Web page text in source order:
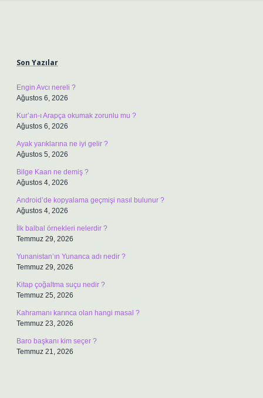
Son Yazılar
Engin Avcı nereli ?
Ağustos 6, 2026
Kur’an-ı Arapça okumak zorunlu mu ?
Ağustos 6, 2026
Ayak yarıklarına ne iyi gelir ?
Ağustos 5, 2026
Bilge Kaan ne demiş ?
Ağustos 4, 2026
Android’de kopyalama geçmişi nasıl bulunur ?
Ağustos 4, 2026
İlk balbal örnekleri nelerdir ?
Temmuz 29, 2026
Yunanistan’ın Yunanca adı nedir ?
Temmuz 29, 2026
Kitap çoğaltma suçu nedir ?
Temmuz 25, 2026
Kahramanı karınca olan hangi masal ?
Temmuz 23, 2026
Baro başkanı kim seçer ?
Temmuz 21, 2026